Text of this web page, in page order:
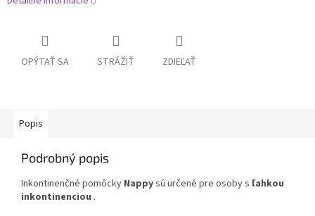
OPÝTAŤ SA STRÁŽIŤ ZDIEĽAŤ
Popis
Podrobný popis
Inkontinenčné pomôcky Nappysú určené pre osoby s ľahkou
inkontinenciou .